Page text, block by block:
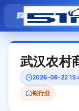
模拟面试
武汉农村
2026-06-22
银行业